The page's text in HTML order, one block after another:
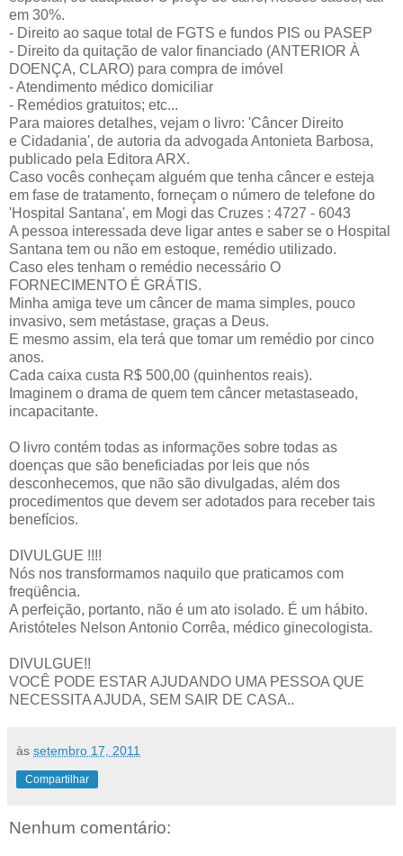
em 30%.
- Direito ao saque total de FGTS e fundos PIS ou PASEP
- Direito da quitação de valor financiado (ANTERIOR À
DOENÇA, CLARO) para compra de imóvel
- Atendimento médico domiciliar
- Remédios gratuitos; etc...
Para maiores detalhes, vejam o livro: 'Câncer Direito
e Cidadania', de autoria da advogada Antonieta Barbosa,
publicado pela Editora ARX.
Caso vocês conheçam alguém que tenha câncer e esteja
em fase de tratamento, forneçam o número de telefone do
'Hospital Santana', em Mogi das Cruzes : 4727 - 6043
A pessoa interessada deve ligar antes e saber se o Hospital
Santana tem ou não em estoque, remédio utilizado.
Caso eles tenham o remédio necessário O
FORNECIMENTO É GRÁTIS.
Minha amiga teve um câncer de mama simples, pouco
invasivo, sem metástase, graças a Deus.
E mesmo assim, ela terá que tomar um remédio por cinco
anos.
Cada caixa custa R$ 500,00 (quinhentos reais).
Imaginem o drama de quem tem câncer metastaseado,
incapacitante.
O livro contém todas as informações sobre todas as
doenças que são beneficiadas por leis que nós
desconhecemos, que não são divulgadas, além dos
procedimentos que devem ser adotados para receber tais
benefícios.
DIVULGUE !!!!
Nós nos transformamos naquilo que praticamos com
freqüência.
A perfeição, portanto, não é um ato isolado. É um hábito.
Aristóteles Nelson Antonio Corrêa, médico ginecologista.
DIVULGUE!!
VOCÊ PODE ESTAR AJUDANDO UMA PESSOA QUE
NECESSITA AJUDA, SEM SAIR DE CASA..
às setembro 17, 2011
Compartilhar
Nenhum comentário: